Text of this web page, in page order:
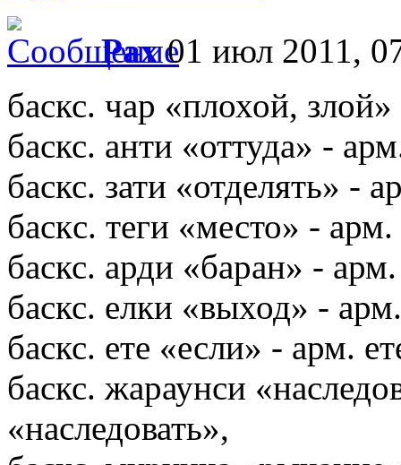
Pax01 июл 2011,
баскс. чар «плохой,
баскс. анти «оттуда» -
баскс. зати «отделять» -
баскc. теги «место» -
баскс. арди «баран» -
баскс. елки «выход» -
баскс. ете «если» - арм.
баскс. жараунси
«наследовать»,